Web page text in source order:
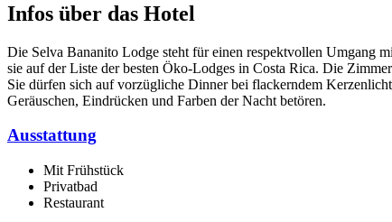
Infos über das Hotel
Die Selva Bananito Lodge steht für einen respektvollen Umgang
sie auf der Liste der besten Öko-Lodges in Costa Rica. Die
Sie dürfen sich auf vorzügliche Dinner bei flackerndem
Geräuschen, Eindrücken und Farben der Nacht betören.
Ausstattung
Mit Frühstück
Privatbad
Restaurant